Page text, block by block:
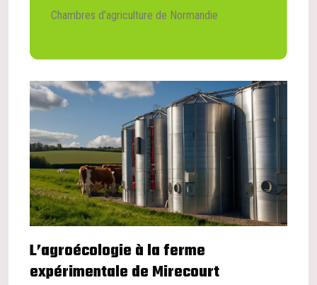
Chambres d’agriculture de Normandie
L’agroécologie à la ferme
expérimentale de Mirecourt